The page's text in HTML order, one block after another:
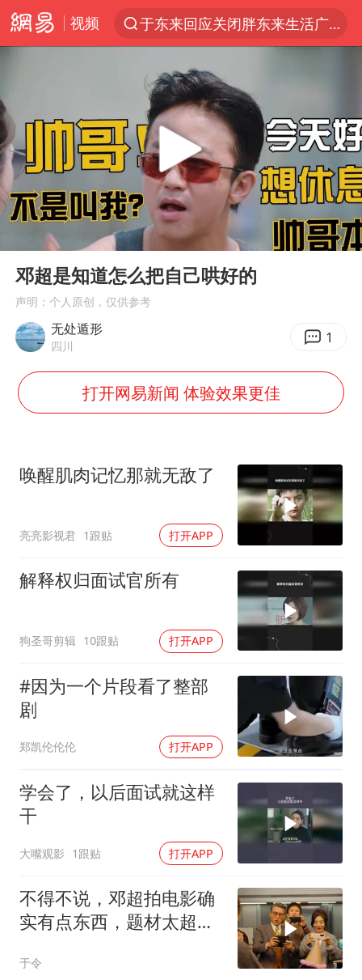
视频
于东来回应关闭胖东来生活广场店
上半年我国经营主体结构持续优化
杭州机场已取消航班388架次
《披荆斩棘2026》阵容官宣
白海豚北上或致京津冀暴雨
中国第1高楼阻尼器摆动明显
上海有出现龙卷潜势
国足U17与阿森纳决赛取消 并列冠军
2025年小学教师减少13.19万
上门女婿出轨女邻居多年被判重婚罪
《龙餐馆》 冲奖
构建更高水平的全民健身公共服务体系
男子被沙蜇蜇伤5小时后呼吸困难
奋力开创中国式现代化建设新局面
Play
00:00 00:35
邓超是知道怎么把自己哄好的
声明：个人原创，仅供参考
无处遁形
四川 1
打开网易新闻 体验效果更佳
唤醒肌肉记忆那就无敌了
亮亮影视君 1跟贴 打开APP
解释权归面试官所有
狗圣哥剪辑 10跟贴 打开APP
#因为一个片段看了整部
剧
郑凯伦伦伦 打开APP
学会了，以后面试就这样
干
大嘴观影 1跟贴 打开APP
不得不说，邓超拍电影确
实有点东西，题材太超前
于令